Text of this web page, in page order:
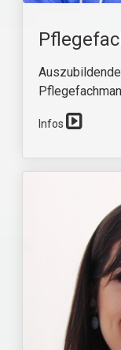
Infos